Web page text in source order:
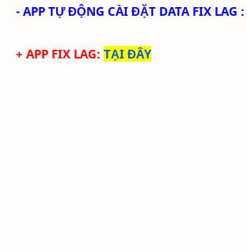
- APP TỰ ĐỘNG CÀI ĐẶT DATA FIX LAG :
+ APP FIX LAG: TẠI ĐÂY